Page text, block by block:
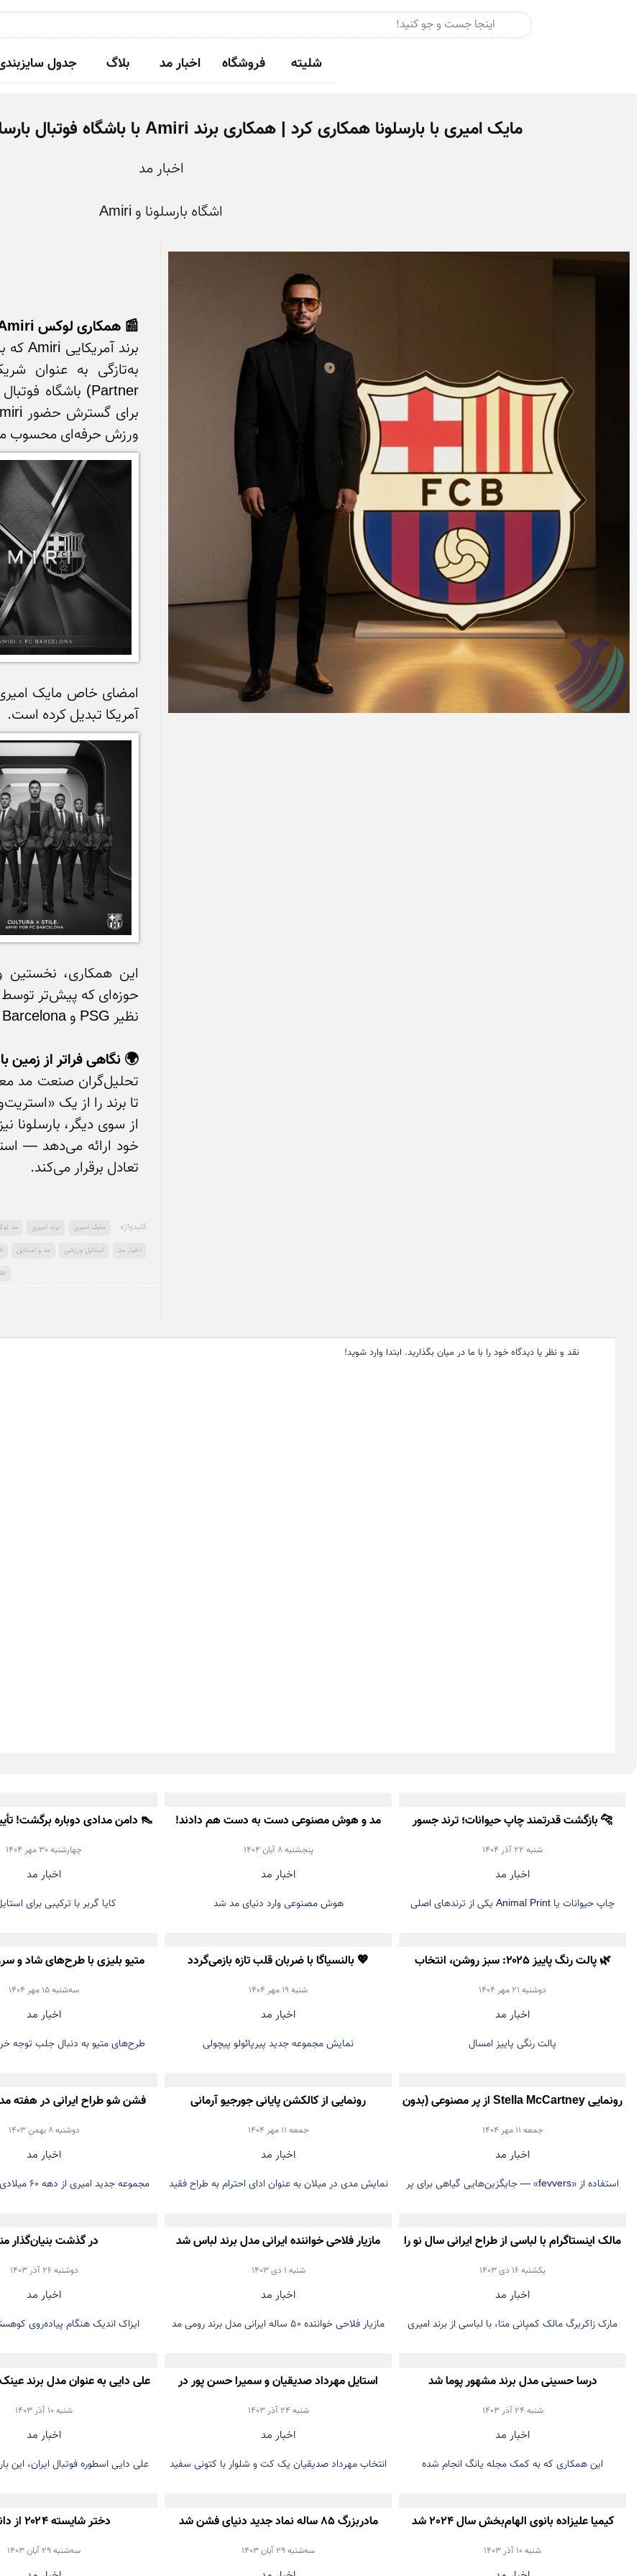
شلیته فروشگاه اخبار مد بلاگ جدول
مایک امیری با بارسلونا همکاری کرد | همکاری برند Amiri با باشگاه فوتبال بارسلونا در طراحی لباس‌های رسمی
اخبار مد
اشگاه بارسلونا و Amiri
📰 همکاری لوکس Amiri با باشگاه فوتبال بارسلونا
ورزش حرفه‌ای محسوب می‌شود.
آمریکا تبدیل کرده است.
🌍 نگاهی فراتر از زمین
تعادل برقرار می‌کند.
کلید‌واژه مایک امیری برند امیری مد
اخبار مد استایل ورزشی مد و استایل
🐆 بازگشت قدرتمند چاپ حیوانات؛ ترند جسور
پاییز و زمستان ۲۰۲۵
شنبه 22 آذر 1404
اخبار مد
چاپ حیوانات یا Animal Print یکی از ترندهای اصلی
در دنیای مد آشنا شوید.
مد و هوش مصنوعی دست به دست هم دادند!
پنجشنبه 8 آبان 1404
اخبار مد
هوش مصنوعی وارد دنیای مد شد
Gerber برای ترند پاییز ۲۰۲۵چهارشنبه 30 مهر 1404
اخبار مد
کایا گربر با ترکیبی برای
🌿 پالت رنگ پاییز ۲۰۲۵: سبز روشن، انتخاب
خاص برای استایل شما
دوشنبه 21 مهر 1404
اخبار مد
پالت رنگی پاییز امسال
💖 بالنسیاگا با ضربان قلب تازه بازمی‌گردد
شنبه 19 مهر 1404
اخبار مد
نمایش مجموعه جدید پیرپائولو پیچولی
متیو بلیزی با طرح‌های شاد و
دوباره برای طراحی‌های
سه‌شنبه 15 مهر 1404
اخبار مد
طرح‌های متیو به دنبال جلب توجه
رونمایی Stella McCartney از پر مصنوعی (بدون
استفاده از پر حیوانی)
جمعه 11 مهر 1404
اخبار مد
استفاده از «fevvers» — جایگزین‌هایی گیاهی برای پر
رونمایی از کالکشن پایانی جورجیو آرمانی
جمعه 11 مهر 1404
اخبار مد
نمایش مدی در میلان به عنوان ادای احترام به طراح فقید
بود، اولین و آخرین بیانیه او پس از درگذشتش است
پاریسدوشنبه 8 بهمن 1403
اخبار مد
مجموعه جدید امیری از دهه ۶۰ میلادی الهام گرفته بود
مالک اینستاگرام با لباسی از طراح ایرانی سال نو را
تبریک گفت
يكشنبه 16 دی 1403
اخبار مد
مارک زاکربرگ مالک کمپانی متا، با لباسی از برند امیری
مازیار فلاحی خواننده ایرانی مدل برند لباس شد
شنبه 1 دی 1403
اخبار مد
مازیار فلاحی خواننده 50 ساله ایرانی مدل برند رومی مد
در گذشت بنیان‌گذار
دوشنبه 26 آذر 1403
اخبار مد
ایزاک اندیک هنگام پیاده‌روی
درسا حسینی مدل برند مشهور پوما شد
شنبه 24 آذر 1403
اخبار مد
این همکاری که به کمک مجله یانگ انجام شده
استایل مهرداد صدیقیان و سمیرا حسن پور در
اختتامیه جشنواره فیلم دریای سرخ
شنبه 24 آذر 1403
اخبار مد
انتخاب مهرداد صدیقیان یک کت و شلوار با کتونی سفید
علی دایی به عنوان مدل برند
رفتشنبه 10 آذر 1403
اخبار مد
علی دایی اسطوره فوتبال ایران، این
کیمیا علیزاده بانوی الهام‌بخش سال 2024 شد
شنبه 10 آذر 1403
مادربزرگ ۸۵ ساله نماد جدید دنیای فشن شد
سه‌شنبه 29 آبان 1403
دختر شایسته ۲۰۲۴ از دانمارک
سه‌شنبه 29 آبان 1403